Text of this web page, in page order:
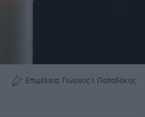
Επιμέλεια: Γιώργος Ι. Παπαδάκης